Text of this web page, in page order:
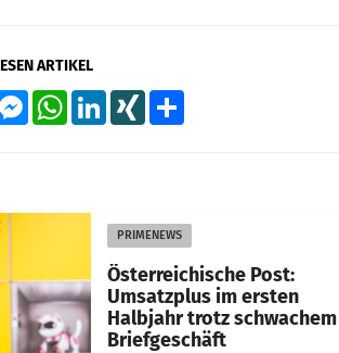
ARTIKEL
MessengerWhatsAppLinkedInXING
PRIMENEWS
Österreichische Post:
Umsatzplus im ersten
Halbjahr trotz schwachem
Briefgeschäft